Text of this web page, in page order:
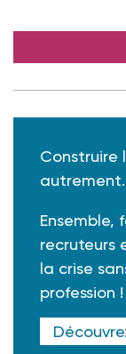
Construire
autrement.
Ensemble,
recruteurs
la crise
profession !